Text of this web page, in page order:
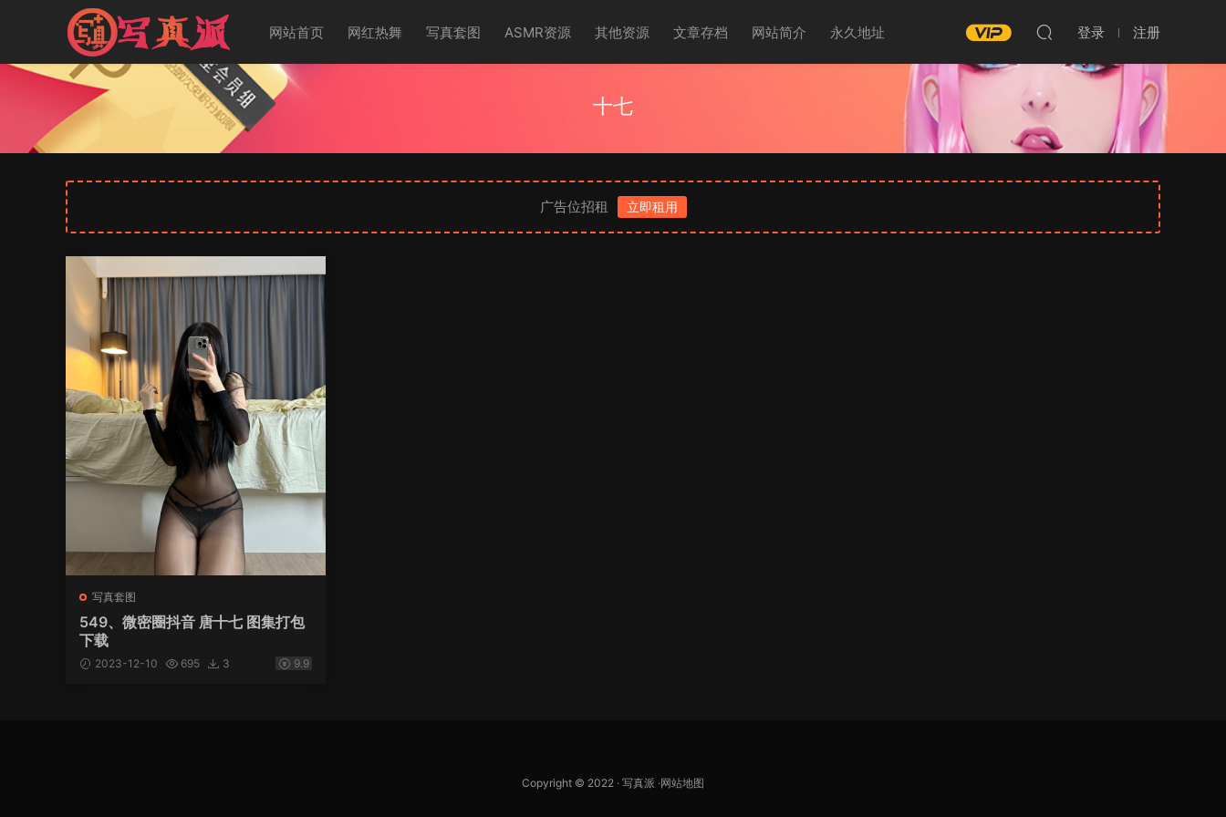
网站首页 网红热舞 写真套图 ASMR资源 其他资源 文章存档 网站简介 永久地址 登录 注册
十七
广告位招租 立即租用
写真套图
549、微密圈抖音 唐十七 图集打包
下载
2023-12-10 695 3 9.9
Copyright © 2022 · 写真派 ·网站地图